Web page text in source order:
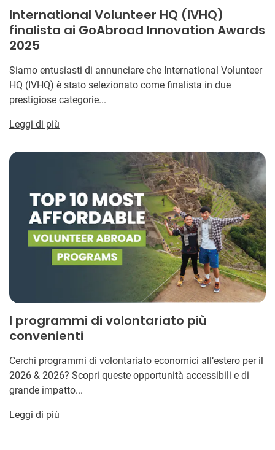
International Volunteer HQ (IVHQ)
finalista ai GoAbroad Innovation Awards
2025
Siamo entusiasti di annunciare che International Volunteer
HQ (IVHQ) è stato selezionato come finalista in due
prestigiose categorie...
Leggi di più
I programmi di volontariato più
convenienti
Cerchi programmi di volontariato economici all’estero per il
2026 & 2026? Scopri queste opportunità accessibili e di
grande impatto...
Leggi di più